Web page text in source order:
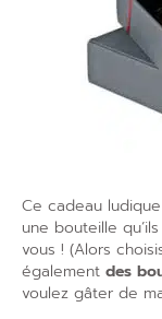
Ce cadeau
une bouteille
vous ! (Alors
également des
voulez gâter de